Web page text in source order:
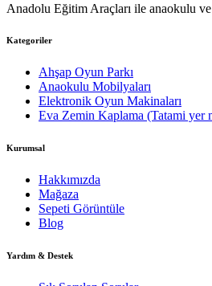
Anadolu Eğitim Araçları ile anaokulu
Kategoriler
Ahşap Oyun Parkı
Anaokulu Mobilyaları
Elektronik Oyun Makinaları
Eva Zemin Kaplama (Tatami yer
Kurumsal
Hakkımızda
Mağaza
Sepeti Görüntüle
Blog
Yardım & Destek